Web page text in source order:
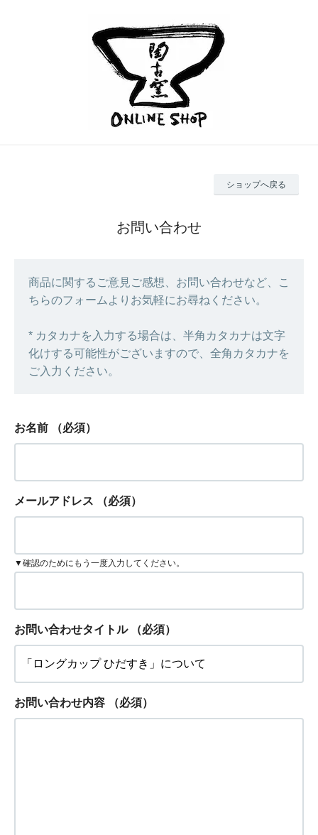
ショップへ戻る
お問い合わせ
商品に関するご意見ご感想、お問い合わせなど、こ
ちらのフォームよりお気軽にお尋ねください。
* カタカナを入力する場合は、半角カタカナは文字
化けする可能性がございますので、全角カタカナを
ご入力ください。
お名前 （必須）
メールアドレス （必須）
▼確認のためにもう一度入力してください。
お問い合わせタイトル （必須）
お問い合わせ内容 （必須）